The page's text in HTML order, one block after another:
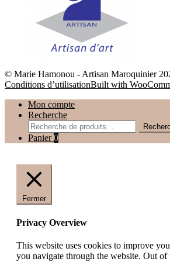
© Marie Hamonou - Artisan Maroquinier
Conditions d’utilisationBuilt with
Mon compte
Recherche
Recherche
pour :
Panier0
Fermer
Privacy Overview
This website uses cookies to improve
you navigate through the website. Out of